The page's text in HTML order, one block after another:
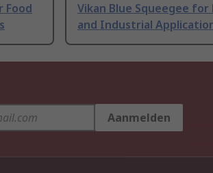
Food
Vikan Blue Squeegee for
and Industrial
Aanmelden